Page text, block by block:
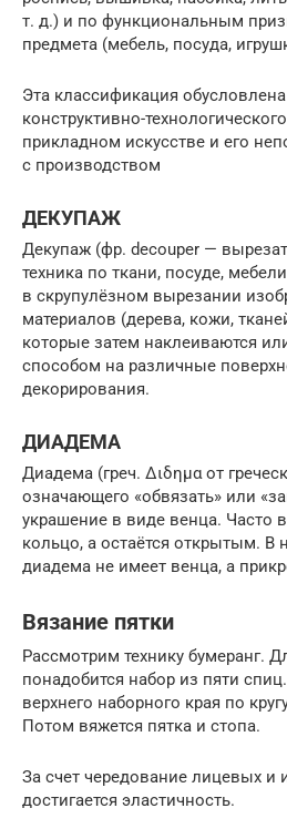
т. д.) и по функциональным
предмета (мебель, посуда,
Эта классификация
конструктивно-
прикладном искусстве и его
с производством
ДЕКУПАЖ
Декупаж (фр. decouper —
техника по ткани, посуде,
в скрупулёзном вырезании
материалов (дерева, кожи,
которые затем наклеиваются
способом на различные
декорирования.
ДИАДЕМА
Диадема (греч. Διδημα от
означающего «обвязать» или
украшение в виде венца. Часто
кольцо, а остаётся открытым. В
диадема не имеет венца, а
Вязание пятки
Рассмотрим технику бумеранг.
понадобится набор из пяти
верхнего наборного края по
Потом вяжется пятка и стопа.
За счет чередование лицевых и
достигается эластичность.